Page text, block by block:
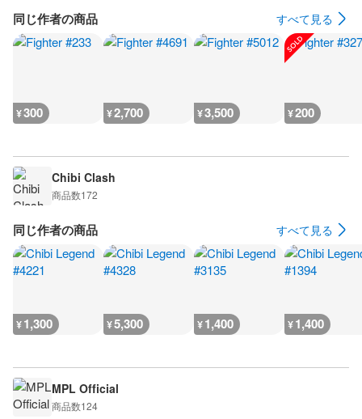
同じ作者の商品 すべて見る
¥300 ¥2,700 ¥3,500 ¥200
Chibi Clash
商品数172
同じ作者の商品 すべて見る
¥1,300 ¥5,300 ¥1,400 ¥1,400
MPL Official
商品数124